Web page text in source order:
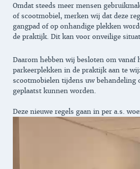
Omdat steeds meer mensen
of scootmobiel, merken wij dat deze
gangpad of op onhandige plekken
de praktijk. Dit kan voor onveilige
Daarom hebben wij besloten om vanaf
parkeerplekken in de praktijk aan te
scootmobielen tijdens uw behandeling
geplaatst kunnen worden.
Deze nieuwe regels gaan in per a.s.